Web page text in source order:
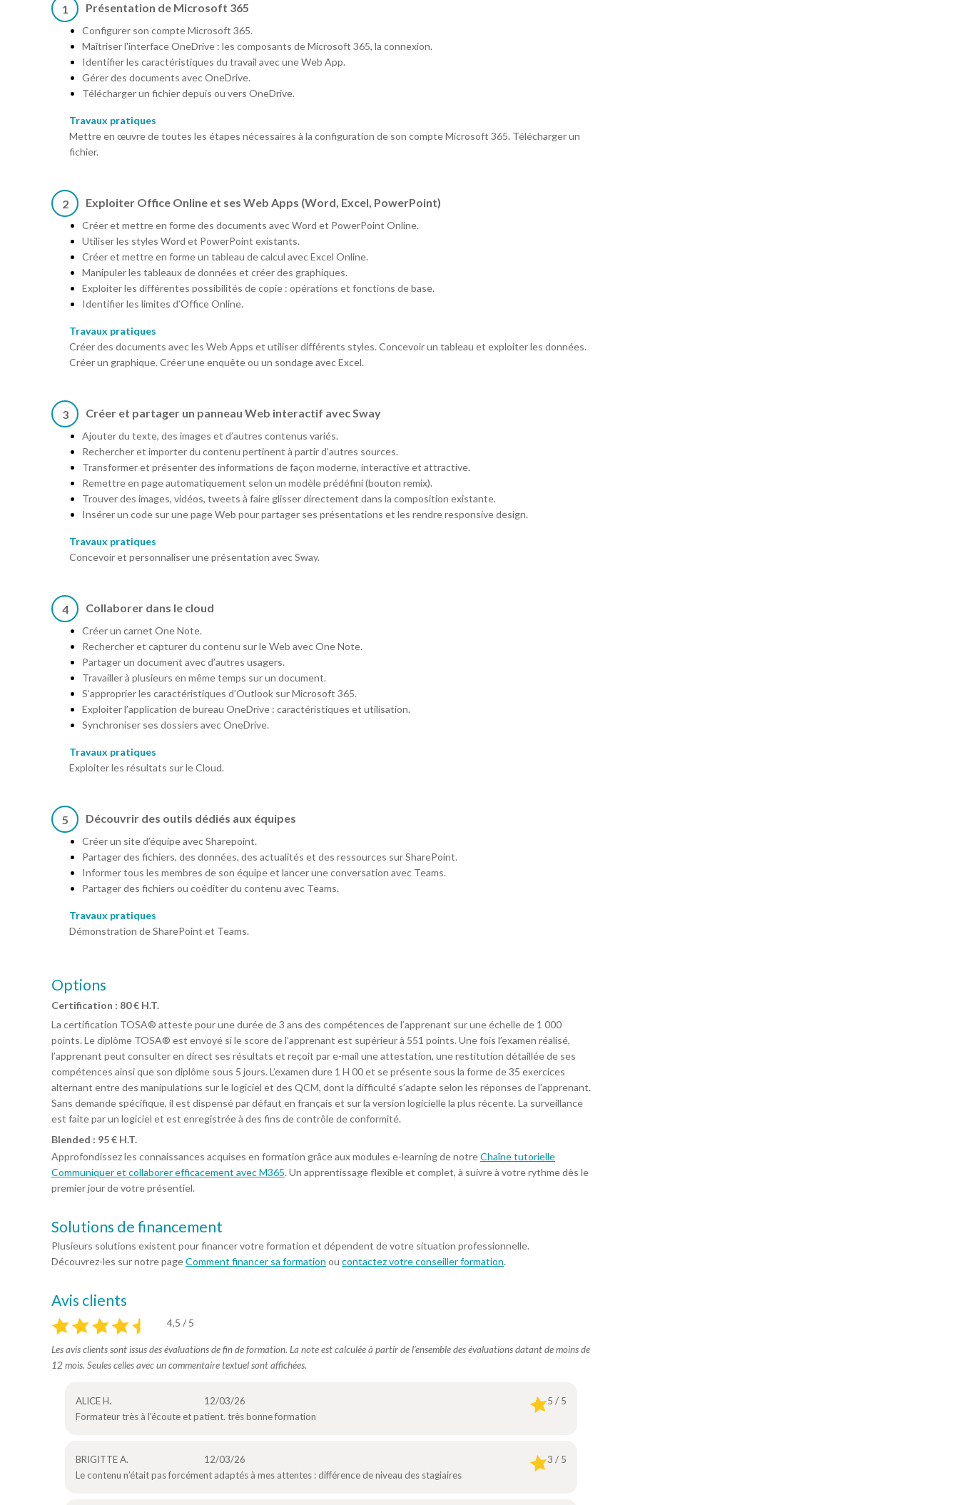
1 Présentation de Microsoft 365
Configurer son compte Microsoft 365.
Maîtriser l'interface OneDrive : les composants de Microsoft 365, la connexion.
Identifier les caractéristiques du travail avec une Web App.
Gérer des documents avec OneDrive.
Télécharger un fichier depuis ou vers OneDrive.
Travaux pratiques
Mettre en œuvre de toutes les étapes nécessaires à la configuration de son compte Microsoft 365. Télécharger un
fichier.
2 Exploiter Office Online et ses Web Apps (Word, Excel, PowerPoint)
Créer et mettre en forme des documents avec Word et PowerPoint Online.
Utiliser les styles Word et PowerPoint existants.
Créer et mettre en forme un tableau de calcul avec Excel Online.
Manipuler les tableaux de données et créer des graphiques.
Exploiter les différentes possibilités de copie : opérations et fonctions de base.
Identifier les limites d’Office Online.
Travaux pratiques
Créer des documents avec les Web Apps et utiliser différents styles. Concevoir un tableau et exploiter les données.
Créer un graphique. Créer une enquête ou un sondage avec Excel.
3 Créer et partager un panneau Web interactif avec Sway
Ajouter du texte, des images et d’autres contenus variés.
Rechercher et importer du contenu pertinent à partir d’autres sources.
Transformer et présenter des informations de façon moderne, interactive et attractive.
Remettre en page automatiquement selon un modèle prédéfini (bouton remix).
Trouver des images, vidéos, tweets à faire glisser directement dans la composition existante.
Insérer un code sur une page Web pour partager ses présentations et les rendre responsive design.
Travaux pratiques
Concevoir et personnaliser une présentation avec Sway.
4 Collaborer dans le cloud
Créer un carnet One Note.
Rechercher et capturer du contenu sur le Web avec One Note.
Partager un document avec d’autres usagers.
Travailler à plusieurs en même temps sur un document.
S’approprier les caractéristiques d’Outlook sur Microsoft 365.
Exploiter l’application de bureau OneDrive : caractéristiques et utilisation.
Synchroniser ses dossiers avec OneDrive.
Travaux pratiques
Exploiter les résultats sur le Cloud.
5 Découvrir des outils dédiés aux équipes
Créer un site d’équipe avec Sharepoint.
Partager des fichiers, des données, des actualités et des ressources sur SharePoint.
Informer tous les membres de son équipe et lancer une conversation avec Teams.
Partager des fichiers ou coéditer du contenu avec Teams.
Travaux pratiques
Démonstration de SharePoint et Teams.
Options
Certification : 80 € H.T.
La certification TOSA® atteste pour une durée de 3 ans des compétences de l’apprenant sur une échelle de 1 000
points. Le diplôme TOSA® est envoyé si le score de l’apprenant est supérieur à 551 points. Une fois l’examen réalisé,
l’apprenant peut consulter en direct ses résultats et reçoit par e-mail une attestation, une restitution détaillée de ses
compétences ainsi que son diplôme sous 5 jours. L’examen dure 1 H 00 et se présente sous la forme de 35 exercices
alternant entre des manipulations sur le logiciel et des QCM, dont la difficulté s’adapte selon les réponses de l’apprenant.
Sans demande spécifique, il est dispensé par défaut en français et sur la version logicielle la plus récente. La surveillance
est faite par un logiciel et est enregistrée à des fins de contrôle de conformité.
Blended : 95 € H.T.
Approfondissez les connaissances acquises en formation grâce aux modules e-learning de notreChaîne tutorielle
Communiquer et collaborer efficacement avec M365. Un apprentissage flexible et complet, à suivre à votre rythme dès le
premier jour de votre présentiel.
Solutions de financement
Plusieurs solutions existent pour financer votre formation et dépendent de votre situation professionnelle.
Découvrez-les sur notre pageComment financer sa formation ou contactez votre conseiller formation.
Avis clients
4,5 / 5
Les avis clients sont issus des évaluations de fin de formation. La note est calculée à partir de l’ensemble des évaluations datant de moins de
12 mois. Seules celles avec un commentaire textuel sont affichées.
ALICE H. 12/03/26
5 / 5
Formateur très à l’écoute et patient. très bonne formation
BRIGITTE A. 12/03/26
3 / 5
Le contenu n’était pas forcément adaptés à mes attentes : différence de niveau des stagiaires